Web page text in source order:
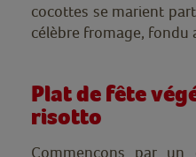
cocottes se marient
célèbre fromage, fondu
Plat de fête
risotto
Commençons par un